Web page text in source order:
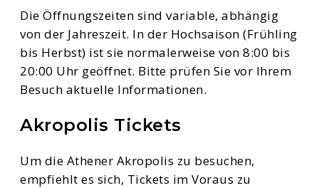
Die Öffnungszeiten sind variable, abhängig
von der Jahreszeit. In der Hochsaison (Frühling
bis Herbst) ist sie normalerweise von 8:00 bis
20:00 Uhr geöffnet. Bitte prüfen Sie vor Ihrem
Besuch aktuelle Informationen.
Akropolis Tickets
Um die Athener Akropolis zu besuchen,
empfiehlt es sich, Tickets im Voraus zu